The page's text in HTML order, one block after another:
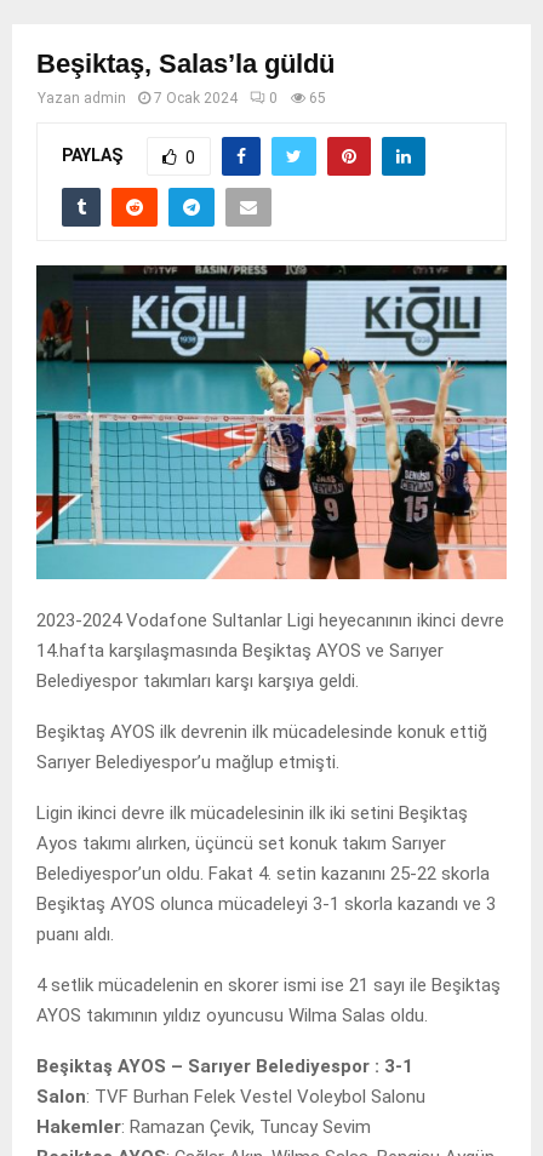
Beşiktaş, Salas’la güldü
Yazan admin 7 Ocak 2024 0 65
PAYLAŞ 0
2023-2024 Vodafone Sultanlar Ligi heyecanının ikinci devre
14.hafta karşılaşmasında Beşiktaş AYOS ve Sarıyer
Belediyespor takımları karşı karşıya geldi.
Beşiktaş AYOS ilk devrenin ilk mücadelesinde konuk ettiğ
Sarıyer Belediyespor’u mağlup etmişti.
Ligin ikinci devre ilk mücadelesinin ilk iki setini Beşiktaş
Ayos takımı alırken, üçüncü set konuk takım Sarıyer
Belediyespor’un oldu. Fakat 4. setin kazanını 25-22 skorla
Beşiktaş AYOS olunca mücadeleyi 3-1 skorla kazandı ve 3
puanı aldı.
4 setlik mücadelenin en skorer ismi ise 21 sayı ile Beşiktaş
AYOS takımının yıldız oyuncusu Wilma Salas oldu.
Beşiktaş AYOS – Sarıyer Belediyespor : 3-1
Salon: TVF Burhan Felek Vestel Voleybol Salonu
Hakemler: Ramazan Çevik, Tuncay Sevim